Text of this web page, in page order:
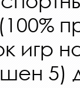
игр
5)